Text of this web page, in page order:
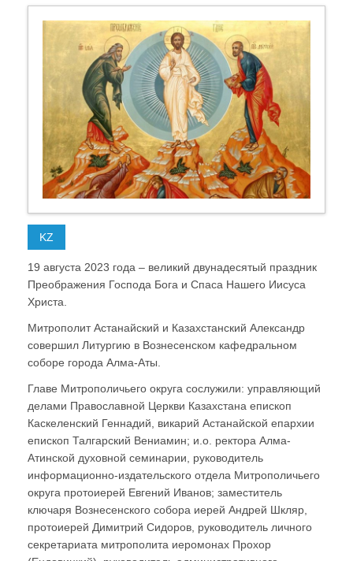
KZ
19 августа 2023 года – великий двунадесятый праздник
Преображения Господа Бога и Спаса Нашего Иисуса
Христа.
Митрополит Астанайский и Казахстанский Александр
совершил Литургию в Вознесенском кафедральном
соборе города Алма-Аты.
Главе Митрополичьего округа сослужили: управляющий
делами Православной Церкви Казахстана епископ
Каскеленский Геннадий, викарий Астанайской епархии
епископ Талгарский Вениамин; и.о. ректора Алма-
Атинской духовной семинарии, руководитель
информационно-издательского отдела Митрополичьего
округа протоиерей Евгений Иванов; заместитель
ключаря Вознесенского собора иерей Андрей Шкляр,
протоиерей Димитрий Сидоров, руководитель личного
секретариата митрополита иеромонах Прохор